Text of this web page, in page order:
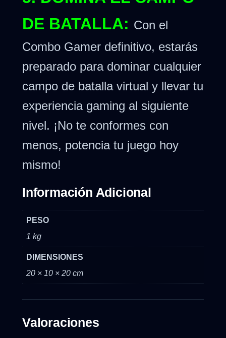
DE BATALLA: Con el
Combo Gamer definitivo, estarás
preparado para dominar cualquier
campo de batalla virtual y llevar tu
experiencia gaming al siguiente
nivel. ¡No te conformes con
menos, potencia tu juego hoy
mismo!
Información Adicional
PESO
1 kg
DIMENSIONES
20 × 10 × 20 cm
Valoraciones